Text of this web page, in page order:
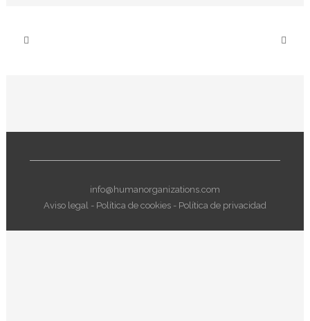
info@humanorganizations.com
Aviso legal - Política de cookies - Política de privacidad